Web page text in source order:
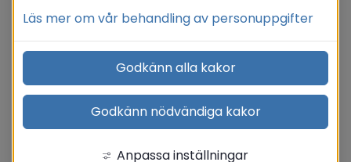
Läs mer om vår behandling av personuppgifter
Godkänn alla kakor
Godkänn nödvändiga kakor
Anpassa inställningar